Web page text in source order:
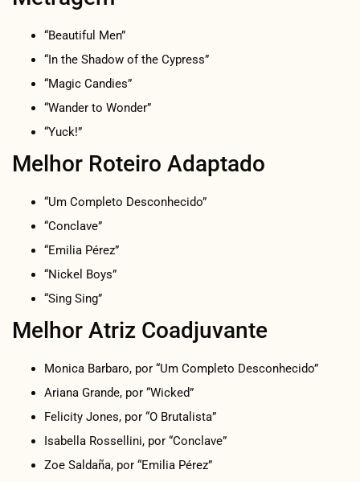
“Beautiful Men”
“In the Shadow of the Cypress”
“Magic Candies”
“Wander to Wonder”
“Yuck!”
Melhor Roteiro Adaptado
“Um Completo Desconhecido”
“Conclave”
“Emilia Pérez”
“Nickel Boys”
“Sing Sing”
Melhor Atriz Coadjuvante
Monica Barbaro, por “Um Completo Desconhecido”
Ariana Grande, por “Wicked”
Felicity Jones, por “O Brutalista”
Isabella Rossellini, por “Conclave”
Zoe Saldaña, por “Emilia Pérez”